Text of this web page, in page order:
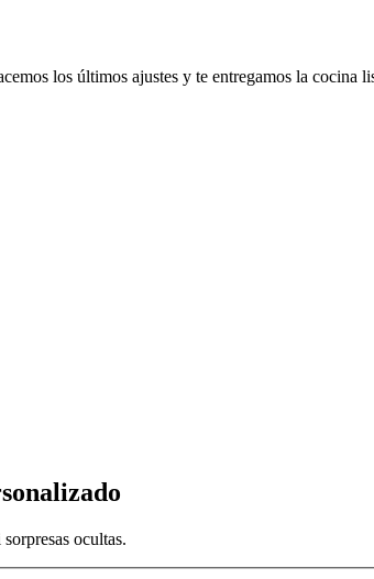
los últimos ajustes y te entregamos la cocina
ocultas.